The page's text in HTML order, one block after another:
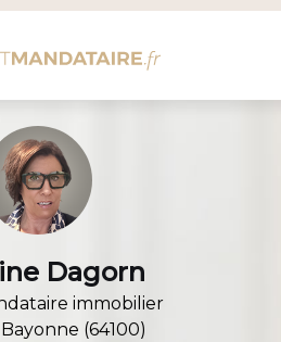
Dagorn
immobilier
Bayonne (64100)